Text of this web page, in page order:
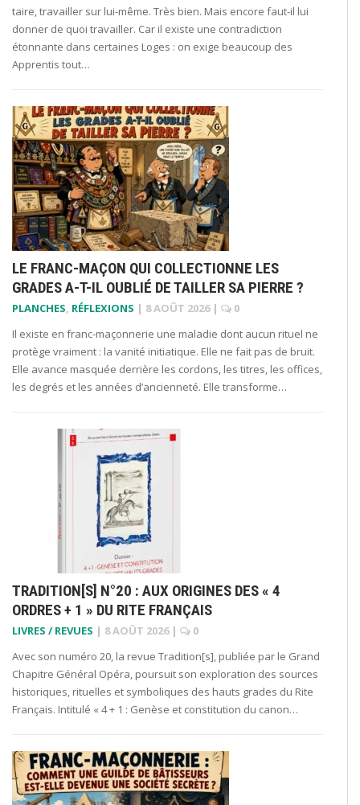
taire, travailler sur lui-même. Très bien. Mais encore faut-il lui
donner de quoi travailler. Car il existe une contradiction
étonnante dans certaines Loges : on exige beaucoup des
Apprentis tout…
LE FRANC-MAÇON QUI COLLECTIONNE LES
GRADES A-T-IL OUBLIÉ DE TAILLER SA PIERRE ?
PLANCHES, RÉFLEXIONS | 8 AOÛT 2026 |
0
Il existe en franc-maçonnerie une maladie dont aucun rituel ne
protège vraiment : la vanité initiatique. Elle ne fait pas de bruit.
Elle avance masquée derrière les cordons, les titres, les offices,
les degrés et les années d’ancienneté. Elle transforme…
TRADITION[S] N°20 : AUX ORIGINES DES « 4
ORDRES + 1 » DU RITE FRANÇAIS
LIVRES / REVUES | 8 AOÛT 2026 |
0
Avec son numéro 20, la revue Tradition[s], publiée par le Grand
Chapitre Général Opéra, poursuit son exploration des sources
historiques, rituelles et symboliques des hauts grades du Rite
Français. Intitulé « 4 + 1 : Genèse et constitution du canon…